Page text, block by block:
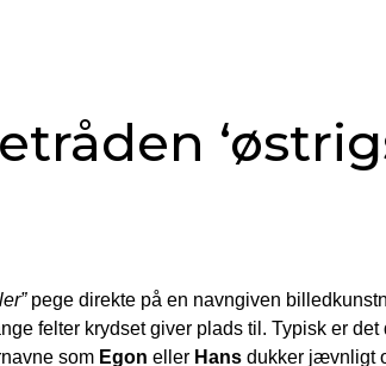
pege direkte på en navngiven
felter krydset giver plads til. Typisk er
som Egon eller Hans dukker jævnligt